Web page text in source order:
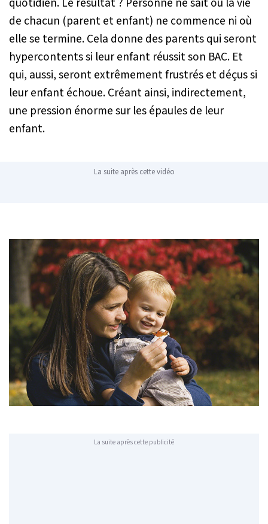
de chacun (parent et enfant) ne commence ni où
elle se termine. Cela donne des parents qui seront
hypercontents si leur enfant réussit son BAC. Et
qui, aussi, seront extrêmement frustrés et déçus si
leur enfant échoue. Créant ainsi, indirectement,
une pression énorme sur les épaules de leur
enfant.
La suite après cette vidéo
La suite après cette publicité